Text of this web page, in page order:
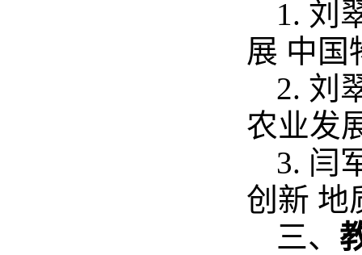
1. 刘
展 中国
2. 刘
农业发
3. 闫
创新 地
三、